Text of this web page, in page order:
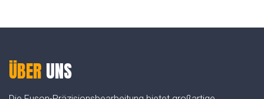
ÜBER UNS